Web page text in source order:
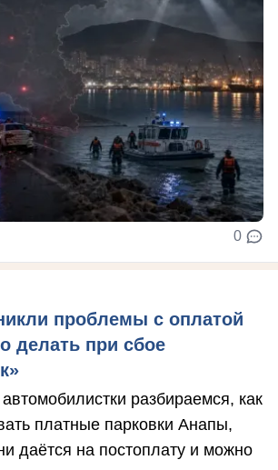
0
проблемы с оплатой
делать при сбое
разбираемся, как
платные парковки Анапы,
даётся на постоплату и можно